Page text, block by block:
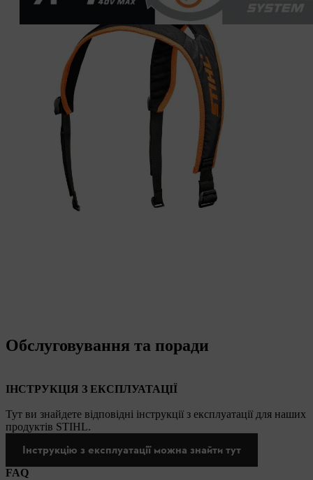
Обслуговування та поради
ІНСТРУКЦІЯ З ЕКСПЛУАТАЦІЇ
Тут ви знайдете відповідні інструкції з експлуатації для наших
продуктів STIHL.
Інструкцію з експлуатації можна знайти тут
FAQ